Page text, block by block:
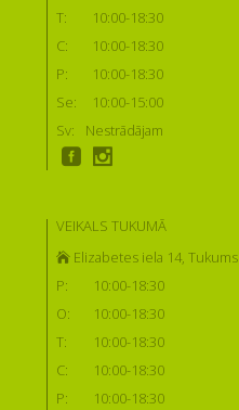
T:
10:00-18:30
C:
10:00-18:30
P:
10:00-18:30
Se:
10:00-15:00
Sv:
Nestrādājam
VEIKALS TUKUMĀ
Elizabetes iela 14, Tukums
P:
10:00-18:30
O:
10:00-18:30
T:
10:00-18:30
C:
10:00-18:30
P:
10:00-18:30